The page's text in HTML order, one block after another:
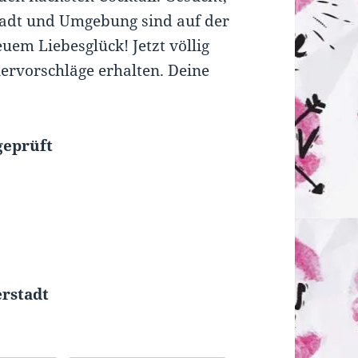
und Umgebung sind auf der
Liebesglück! Jetzt völlig
erhalten. Deine